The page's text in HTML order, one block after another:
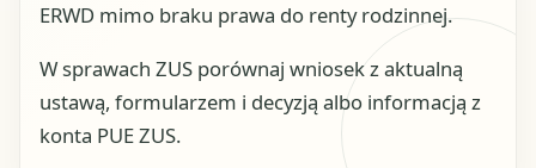
ERWD mimo braku prawa do renty rodzinnej.
W sprawach ZUS porównaj wniosek z aktualną
ustawą, formularzem i decyzją albo informacją z
konta PUE ZUS.